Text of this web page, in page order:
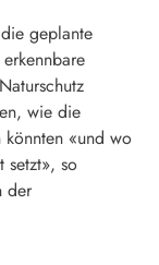
geplante
wie die
«und wo
setzt», so
der